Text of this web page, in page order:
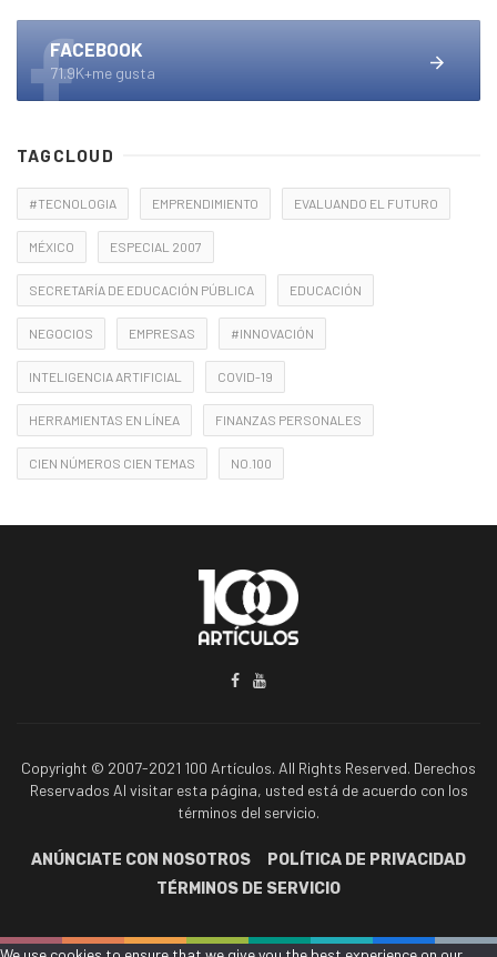
FACEBOOK
71.9K+me gusta
TAGCLOUD
#TECNOLOGIA EMPRENDIMIENTO EVALUANDO EL FUTURO
MÉXICO ESPECIAL 2007
SECRETARÍA DE EDUCACIÓN PÚBLICA EDUCACIÓN
NEGOCIOS EMPRESAS #INNOVACIÓN
INTELIGENCIA ARTIFICIAL COVID-19
HERRAMIENTAS EN LÍNEA FINANZAS PERSONALES
CIEN NÚMEROS CIEN TEMAS NO.100
Copyright © 2007-2021 100 Artículos. All Rights Reserved. Derechos
Reservados Al visitar esta página, usted está de acuerdo con los
términos del servicio.
ANÚNCIATE CON NOSOTROS
POLÍTICA DE PRIVACIDAD
TÉRMINOS DE SERVICIO